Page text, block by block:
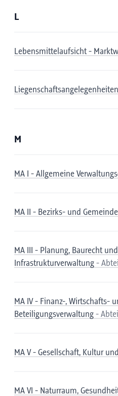
L
Lebensmittelaufsicht -
Liegenschaftsangelegenheiten
M
MA I - Allgemeine
MA II - Bezirks- und
MA III - Planung, Baurecht
Infrastrukturverwaltung -
MA IV - Finanz-, Wirtschafts-
Beteiligungsverwaltung -
MA V - Gesellschaft, Kultur
MA VI - Naturraum,